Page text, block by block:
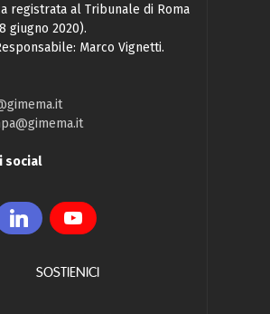
registrata al Tribunale di Roma
giugno 2020).
Marco Vignetti.
social
SOSTIENICI